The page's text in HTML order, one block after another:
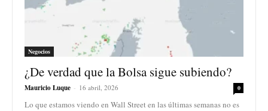
Negocios
¿De verdad que la Bolsa sigue subiendo?
Mauricio Luque - 16 abril, 2026 0
Lo que estamos viendo en Wall Street en las últimas semanas no es